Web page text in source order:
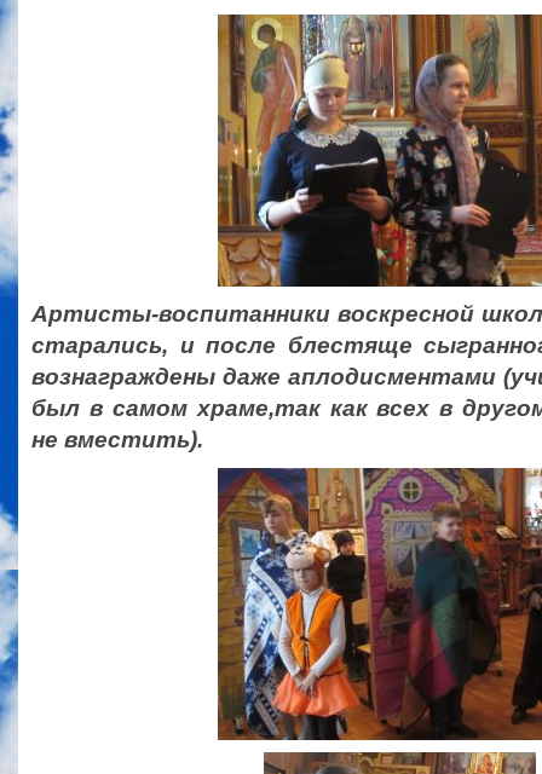
Артисты-воспитанники воскресной
старались, и после блестяще
вознаграждены даже аплодисментами
был в самом храме,так как всех в
не вместить).